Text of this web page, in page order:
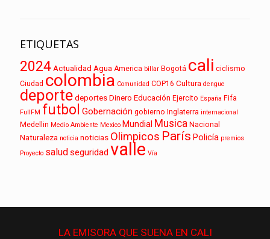
ETIQUETAS
2024 Actualidad Agua America billar Bogotá cali ciclismo
Ciudad colombia Comunidad COP16 Cultura dengue
deporte deportes Dinero Educación Ejercito España Fifa
FullFM futbol Gobernación gobierno Inglaterra internacional
Medellin Medio Ambiente Mexico Mundial Musica Nacional
Naturaleza noticia noticias Olimpicos París Policía premios
Proyecto saludseguridadvalle Vía
LA EMISORA QUESUENAEN CALI